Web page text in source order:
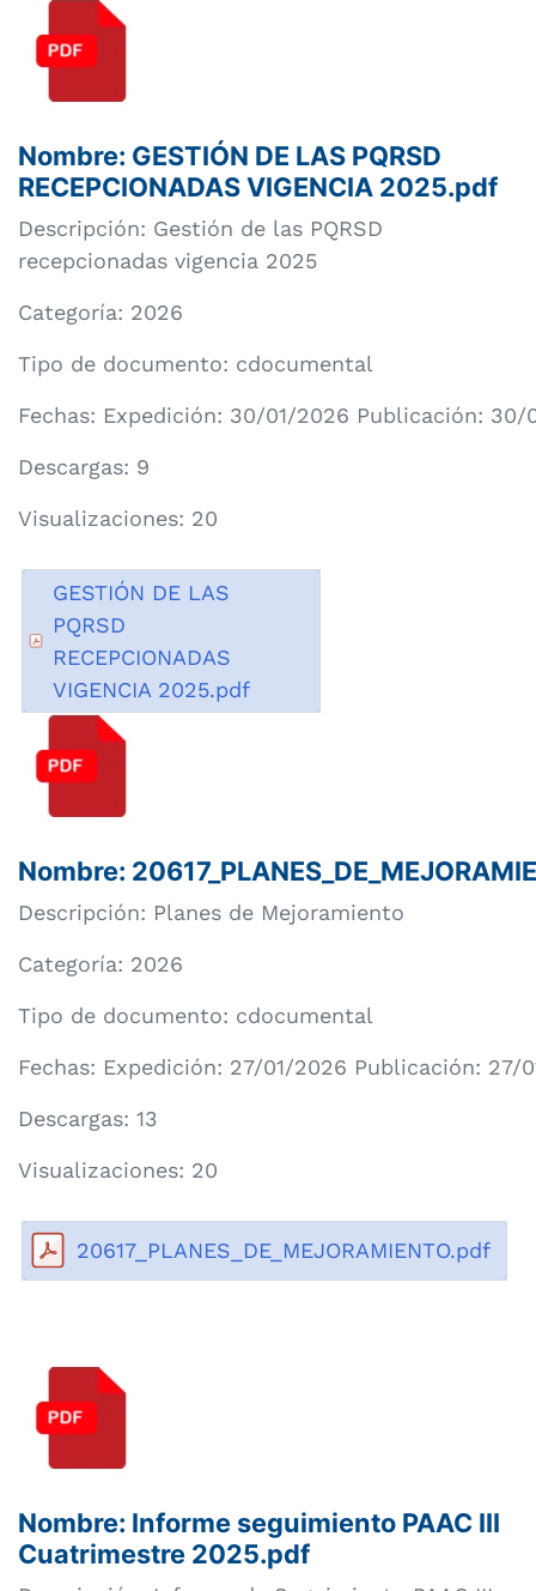
Nombre: GESTIÓN DE LAS PQRSD
RECEPCIONADAS VIGENCIA 2025.pdf
Descripción: Gestión de las PQRSD
recepcionadas vigencia 2025
Categoría: 2026
Tipo de documento: cdocumental
Fechas: Expedición: 30/01/2026 Publicación: 30/
Descargas: 9
Visualizaciones: 20
GESTIÓN DE LAS
PQRSD
RECEPCIONADAS
VIGENCIA 2025.pdf
Nombre:
Descripción: Planes de Mejoramiento
Categoría: 2026
Tipo de documento: cdocumental
Fechas: Expedición: 27/01/2026 Publicación: 27/
Descargas: 13
Visualizaciones: 20
20617_PLANES_DE_MEJORAMIENTO.pdf
Nombre: Informe seguimiento PAAC III
Cuatrimestre 2025.pdf